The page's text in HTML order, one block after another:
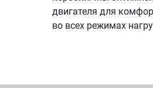
двигателя для
во всех режимах